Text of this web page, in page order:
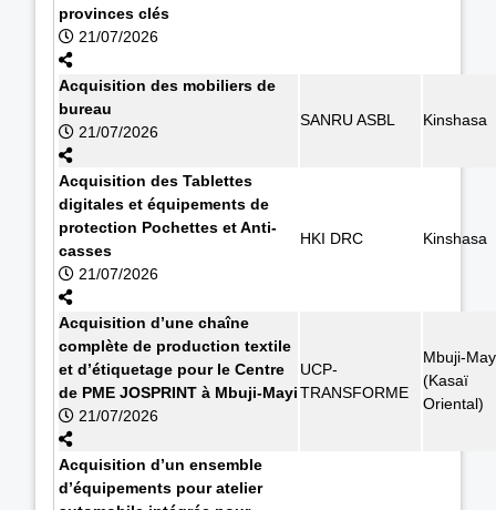
provinces clés
21/07/2026
Acquisition des mobiliers de
bureau
21/07/2026
SANRU ASBL Kinshasa
Acquisition des Tablettes
digitales et équipements de
protection Pochettes et Anti-
casses
21/07/2026
HKI DRC Kinshasa
Acquisition d’une chaîne
complète de production textile
et d’étiquetage pour le Centre
de PME JOSPRINT à Mbuji-Mayi
21/07/2026
UCP-
TRANSFORME
Mbuji-
(Kasaï
Oriental)
Acquisition d’un ensemble
d’équipements pour atelier